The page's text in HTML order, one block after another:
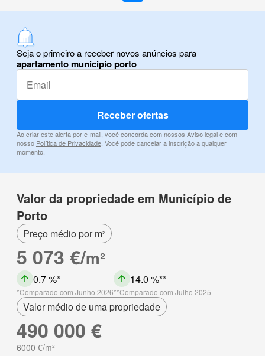
Seja o primeiro a receber novos anúncios para
apartamento municipio porto
Receber ofertas
Ao criar este alerta por e-mail, você concorda com nossos Aviso legale com
nosso Política de Privacidade. Você pode cancelar a inscrição a qualquer
momento.
Valor da propriedade em Município de
Porto
Preço médio por m²
5 073 €/m²
0.7 %
Comparado com Junho 2026
14.0 %
Comparado com Julho 2025
Valor médio de uma propriedade
490 000 €